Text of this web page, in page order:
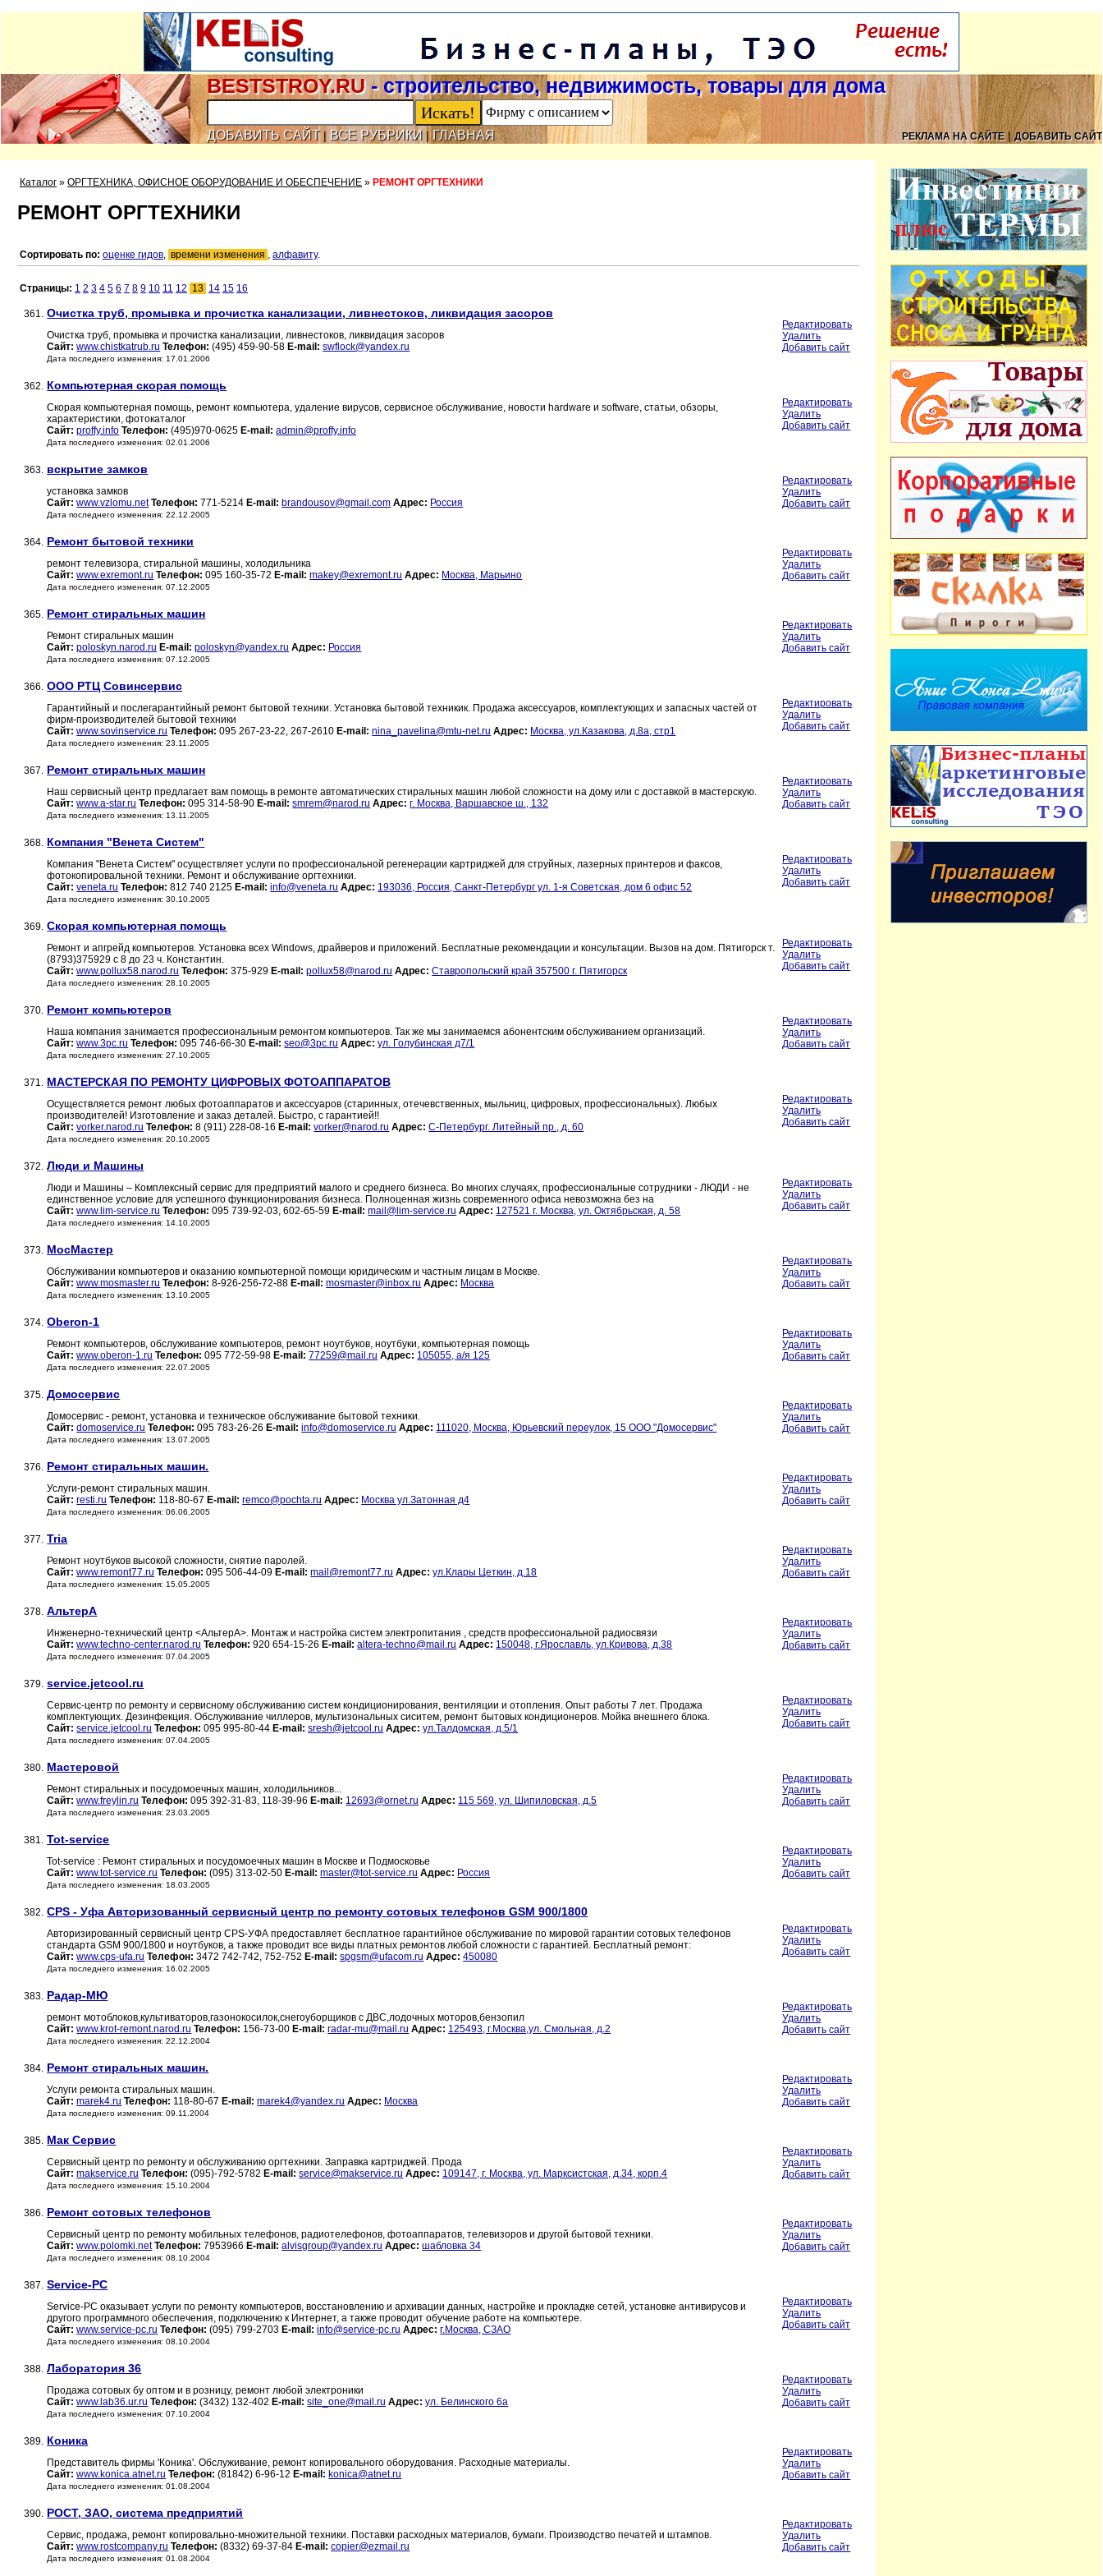
BESTSTROY.RU - строительство, недвижимость, товары для дома
ДОБАВИТЬ САЙТ| ВСЕ РУБРИКИ | ГЛАВНАЯ РЕКЛАМА НА САЙТЕ|ДОБАВИТЬ САЙТ
Каталог » ОРГТЕХНИКА, ОФИСНОЕ ОБОРУДОВАНИЕ И ОБЕСПЕЧЕНИЕ » РЕМОНТ ОРГТЕХНИКИ
РЕМОНТ ОРГТЕХНИКИ
Сортировать по: оценке гидов, времени изменения , алфавиту.
Страницы: 1 2 3 4 5 6 7 8 9 10 11 12 13 14 15 16
361. Очистка труб, промывка и прочистка канализации, ливнестоков, ликвидация засоров
Очистка труб, промывка и прочистка канализации, ливнестоков, ликвидация засоров
Сайт: www.chistkatrub.ru Телефон: (495) 459-90-58 E-mail: swflock@yandex.ru
Дата последнего изменения: 17.01.2006
Редактировать
Удалить
Добавить сайт
362. Компьютерная скорая помощь
Скорая компьютерная помощь, ремонт компьютера, удаление вирусов, сервисное обслуживание, новости hardware и software, статьи, обзоры,
характеристики, фотокаталог
Сайт: proffy.info Телефон: (495)970-0625 E-mail: admin@proffy.info
Дата последнего изменения: 02.01.2006
Редактировать
Удалить
Добавить сайт
363. вскрытие замков
установка замков
Сайт: www.vzlomu.net Телефон: 771-5214 E-mail: brandousov@gmail.com Адрес: Россия
Дата последнего изменения: 22.12.2005
Редактировать
Удалить
Добавить сайт
364. Ремонт бытовой техники
ремонт телевизора, стиральной машины, холодильника
Сайт: www.exremont.ru Телефон: 095 160-35-72 E-mail: makey@exremont.ru Адрес: Москва, Марьино
Дата последнего изменения: 07.12.2005
Редактировать
Удалить
Добавить сайт
365. Ремонт стиральных машин
Ремонт стиральных машин
Сайт: poloskyn.narod.ru E-mail: poloskyn@yandex.ru Адрес: Россия
Дата последнего изменения: 07.12.2005
Редактировать
Удалить
Добавить сайт
366. ООО РТЦ Совинсервис
Гарантийный и послегарантийный ремонт бытовой техники. Установка бытовой техникик. Продажа аксессуаров, комплектующих и запасных частей от
фирм-производителей бытовой техники
Сайт: www.sovinservice.ru Телефон: 095 267-23-22, 267-2610 E-mail: nina_pavelina@mtu-net.ru Адрес: Москва, ул.Казакова, д.8а, стр1
Дата последнего изменения: 23.11.2005
Редактировать
Удалить
Добавить сайт
367. Ремонт стиральных машин
Наш сервисный центр предлагает вам помощь в ремонте автоматических стиральных машин любой сложности на дому или с доставкой в мастерскую.
Сайт: www.a-star.ru Телефон: 095 314-58-90 E-mail: smrem@narod.ru Адрес: г. Москва, Варшавское ш., 132
Дата последнего изменения: 13.11.2005
Редактировать
Удалить
Добавить сайт
368. Компания "Венета Систем"
Компания "Венета Систем" осуществляет услуги по профессиональной регенерации картриджей для струйных, лазерных принтеров и факсов,
фотокопировальной техники. Ремонт и обслуживание оргтехники.
Сайт: veneta.ru Телефон: 812 740 2125 E-mail: info@veneta.ru Адрес: 193036, Россия, Санкт-Петербург ул. 1-я Советская, дом 6 офис 52
Дата последнего изменения: 30.10.2005
Редактировать
Удалить
Добавить сайт
369. Скорая компьютерная помощь
Ремонт и апгрейд компьютеров. Установка всех Windows, драйверов и приложений. Бесплатные рекомендации и консультации. Вызов на дом. Пятигорск т.
(8793)375929 с 8 до 23 ч. Константин.
Сайт: www.pollux58.narod.ru Телефон: 375-929 E-mail: pollux58@narod.ru Адрес: Cтавропольский край 357500 г. Пятигорск
Дата последнего изменения: 28.10.2005
Редактировать
Удалить
Добавить сайт
370. Ремонт компьютеров
Наша компания занимается профессиональным ремонтом компьютеров. Так же мы занимаемся абонентским обслуживанием организаций.
Сайт: www.3pc.ru Телефон: 095 746-66-30 E-mail: seo@3pc.ru Адрес: ул. Голубинская д7/1
Дата последнего изменения: 27.10.2005
Редактировать
Удалить
Добавить сайт
371. МАСТЕРСКАЯ ПО РЕМОНТУ ЦИФРОВЫХ ФОТОАППАРАТОВ
Осуществляется ремонт любых фотоаппаратов и аксессуаров (старинных, отечевственных, мыльниц, цифровых, профессиональных). Любых
производителей! Изготовление и заказ деталей. Быстро, с гарантией!!
Сайт: vorker.narod.ru Телефон: 8 (911) 228-08-16 E-mail: vorker@narod.ru Адрес: С-Петербург. Литейный пр., д. 60
Дата последнего изменения: 20.10.2005
Редактировать
Удалить
Добавить сайт
372. Люди и Машины
Люди и Машины – Комплексный сервис для предприятий малого и среднего бизнеса. Во многих случаях, профессиональные сотрудники - ЛЮДИ - не
единственное условие для успешного функционирования бизнеса. Полноценная жизнь современного офиса невозможна без на
Сайт: www.lim-service.ru Телефон: 095 739-92-03, 602-65-59 E-mail: mail@lim-service.ru Адрес: 127521 г. Москва, ул. Октябрьская, д. 58
Дата последнего изменения: 14.10.2005
Редактировать
Удалить
Добавить сайт
373. МосМастер
Обслуживании компьютеров и оказанию компьютерной помощи юридическим и частным лицам в Москве.
Сайт: www.mosmaster.ru Телефон: 8-926-256-72-88 E-mail: mosmaster@inbox.ru Адрес: Москва
Дата последнего изменения: 13.10.2005
Редактировать
Удалить
Добавить сайт
374. Oberon-1
Ремонт компьютеров, обслуживание компьютеров, ремонт ноутбуков, ноутбуки, компьютерная помощь
Сайт: www.oberon-1.ru Телефон: 095 772-59-98 E-mail: 77259@mail.ru Адрес: 105055, а/я 125
Дата последнего изменения: 22.07.2005
Редактировать
Удалить
Добавить сайт
375. Домосервис
Домосервис - ремонт, установка и техническое обслуживание бытовой техники.
Сайт: domoservice.ru Телефон: 095 783-26-26 E-mail: info@domoservice.ru Адрес: 111020, Москва, Юрьевский переулок, 15 ООО "Домосервис"
Дата последнего изменения: 13.07.2005
Редактировать
Удалить
Добавить сайт
376. Ремонт стиральных машин.
Услуги-ремонт стиральных машин.
Сайт: resti.ru Телефон: 118-80-67 E-mail: remco@pochta.ru Адрес: Москва ул.Затонная д4
Дата последнего изменения: 06.06.2005
Редактировать
Удалить
Добавить сайт
377. Tria
Ремонт ноутбуков высокой сложности, снятие паролей.
Сайт: www.remont77.ru Телефон: 095 506-44-09 E-mail: mail@remont77.ru Адрес: ул.Клары Цеткин, д.18
Дата последнего изменения: 15.05.2005
Редактировать
Удалить
Добавить сайт
378. АльтерА
Инженерно-технический центр <АльтерА>. Монтаж и настройка систем электропитания , средств профессиональной радиосвязи
Сайт: www.techno-center.narod.ru Телефон: 920 654-15-26 E-mail: altera-techno@mail.ru Адрес: 150048, г.Ярославль, ул.Кривова, д.38
Дата последнего изменения: 07.04.2005
Редактировать
Удалить
Добавить сайт
379. service.jetcool.ru
Сервис-центр по ремонту и сервисному обслуживанию систем кондиционирования, вентиляции и отопления. Опыт работы 7 лет. Продажа
комплектующих. Дезинфекция. Обслуживание чиллеров, мультизональных сиситем, ремонт бытовых кондиционеров. Мойка внешнего блока.
Сайт: service.jetcool.ru Телефон: 095 995-80-44 E-mail: sresh@jetcool.ru Адрес: ул.Талдомская, д.5/1
Дата последнего изменения: 07.04.2005
Редактировать
Удалить
Добавить сайт
380. Мастеровой
Ремонт стиральных и посудомоечных машин, холодильников...
Сайт: www.freylin.ru Телефон: 095 392-31-83, 118-39-96 E-mail: 12693@ornet.ru Адрес: 115 569, ул. Шипиловская, д.5
Дата последнего изменения: 23.03.2005
Редактировать
Удалить
Добавить сайт
381. Tot-service
Tot-service : Ремонт стиральных и посудомоечных машин в Москве и Подмосковье
Сайт: www.tot-service.ru Телефон: (095) 313-02-50 E-mail: master@tot-service.ru Адрес: Россия
Дата последнего изменения: 18.03.2005
Редактировать
Удалить
Добавить сайт
382. CPS - Уфа Авторизованный сервисный центр по ремонту сотовых телефонов GSM 900/1800
Авторизированный сервисный центр CPS-УФА предоставляет бесплатное гарантийное обслуживание по мировой гарантии сотовых телефонов
стандарта GSM 900/1800 и ноутбуков, а также проводит все виды платных ремонтов любой сложности с гарантией. Бесплатный ремонт:
Сайт: www.cps-ufa.ru Телефон: 3472 742-742, 752-752 E-mail: spgsm@ufacom.ru Адрес: 450080
Дата последнего изменения: 16.02.2005
Редактировать
Удалить
Добавить сайт
383. Радар-МЮ
ремонт мотоблоков,культиваторов,газонокосилок,снегоуборщиков с ДВС,лодочных моторов,бензопил
Сайт: www.krot-remont.narod.ru Телефон: 156-73-00 E-mail: radar-mu@mail.ru Адрес: 125493, г.Москва,ул. Смольная, д.2
Дата последнего изменения: 22.12.2004
Редактировать
Удалить
Добавить сайт
384. Ремонт стиральных машин.
Услуги ремонта стиральных машин.
Сайт: marek4.ru Телефон: 118-80-67 E-mail: marek4@yandex.ru Адрес: Москва
Дата последнего изменения: 09.11.2004
Редактировать
Удалить
Добавить сайт
385. Мак Сервис
Сервисный центр по ремонту и обслуживанию оргтехники. Заправка картриджей. Прода
Сайт: makservice.ru Телефон: (095)-792-5782 E-mail: service@makservice.ru Адрес: 109147, г. Москва, ул. Марксистская, д.34, корп.4
Дата последнего изменения: 15.10.2004
Редактировать
Удалить
Добавить сайт
386. Ремонт сотовых телефонов
Сервисный центр по ремонту мобильных телефонов, радиотелефонов, фотоаппаратов, телевизоров и другой бытовой техники.
Сайт: www.polomki.net Телефон: 7953966 E-mail: alvisgroup@yandex.ru Адрес: шабловка 34
Дата последнего изменения: 08.10.2004
Редактировать
Удалить
Добавить сайт
387. Service-PC
Service-PC оказывает услуги по ремонту компьютеров, восстановлению и архивации данных, настройке и прокладке сетей, установке антивирусов и
другого программного обеспечения, подключению к Интернет, а также проводит обучение работе на компьютере.
Сайт: www.service-pc.ru Телефон: (095) 799-2703 E-mail: info@service-pc.ru Адрес: г.Москва, СЗАО
Дата последнего изменения: 08.10.2004
Редактировать
Удалить
Добавить сайт
388. Лаборатория 36
Продажа сотовых бу оптом и в розницу, ремонт любой электроники
Сайт: www.lab36.ur.ru Телефон: (3432) 132-402 E-mail: site_one@mail.ru Адрес: ул. Белинского 6а
Дата последнего изменения: 07.10.2004
Редактировать
Удалить
Добавить сайт
389. Коника
Представитель фирмы 'Коника'. Обслуживание, ремонт копировального оборудования. Расходные материалы.
Сайт: www.konica.atnet.ru Телефон: (81842) 6-96-12 E-mail: konica@atnet.ru
Дата последнего изменения: 01.08.2004
Редактировать
Удалить
Добавить сайт
390. РОСТ, ЗАО, система предприятий
Cервис, продажа, ремонт копировально-множительной техники. Поставки расходных материалов, бумаги. Производство печатей и штампов.
Сайт: www.rostcompany.ru Телефон: (8332) 69-37-84 E-mail: copier@ezmail.ru
Дата последнего изменения: 01.08.2004
Редактировать
Удалить
Добавить сайт